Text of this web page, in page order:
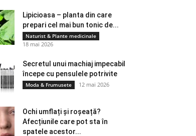
Lipicioasa – planta din care
prepari cel mai bun tonic de...
Naturist & Plante medicinale
18 mai 2026
Secretul unui machiaj impecabil
începe cu pensulele potrivite
Moda & Frumusete 12 mai 2026
Ochi umflați și roșeață?
Afecțiunile care pot sta în
spatele acestor...